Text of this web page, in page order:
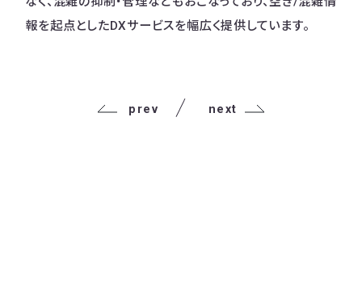
報を起点としたDXサービスを幅広く提供しています。
prev next